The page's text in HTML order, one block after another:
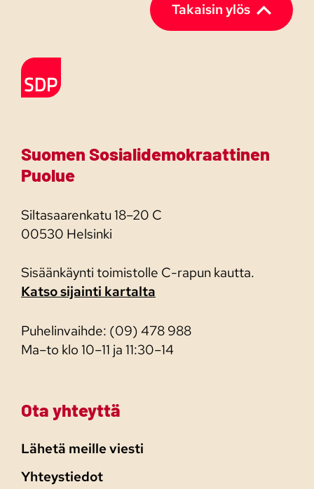
Takaisin ylös
Etusivulle
Suomen Sosialidemokraattinen
Puolue
Siltasaarenkatu 18–20 C
00530 Helsinki
Sisäänkäynti toimistolle C-rapun kautta.
Katso sijainti kartalta
Puhelinvaihde: (09) 478 988
Ma–to klo 10–11 ja 11:30–14
Ota yhteyttä
Lähetä meille viesti
Yhteystiedot